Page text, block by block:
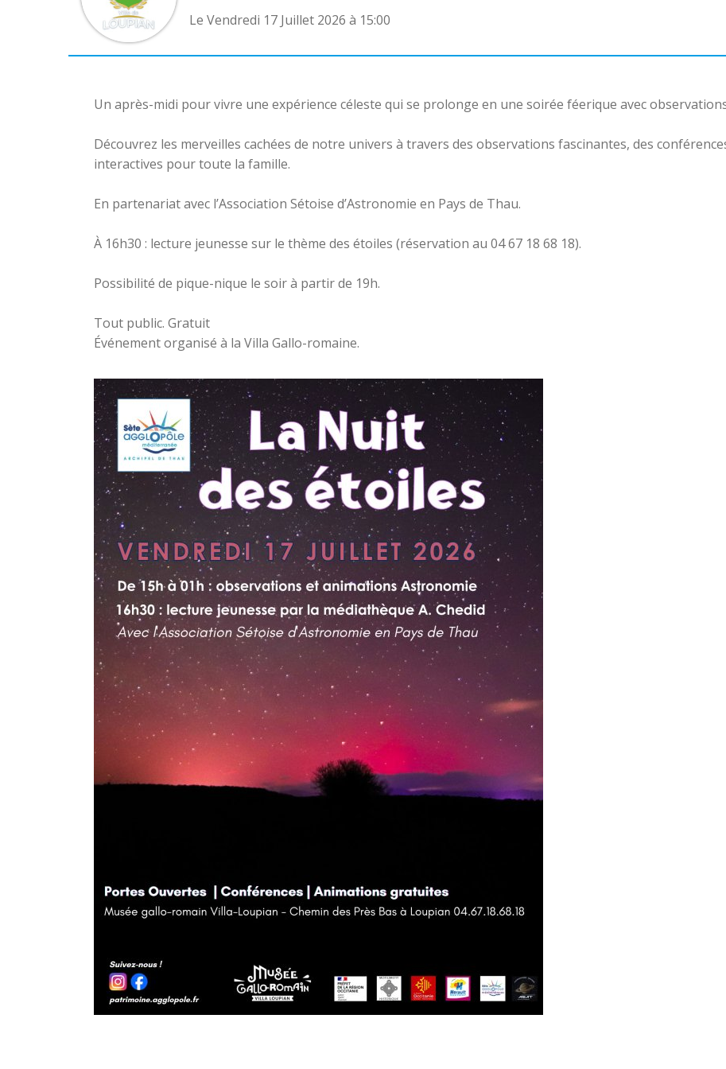
Le Vendredi 17 Juillet 2026 à 15:00
Un après-midi pour vivre une expérience céleste qui se prolonge en une soirée féerique avec
Découvrez les merveilles cachées de notre univers à travers des observations fascinantes, des
interactives pour toute la famille.
En partenariat avec l’Association Sétoise d’Astronomie en Pays de Thau.
À 16h30 : lecture jeunesse sur le thème des étoiles (réservation au 04 67 18 68 18).
Possibilité de pique-nique le soir à partir de 19h.
Tout public. Gratuit
Événement organisé à la Villa Gallo-romaine.